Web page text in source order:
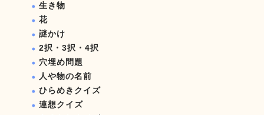
生き物
花
謎かけ
2択・3択・4択
穴埋め問題
人や物の名前
ひらめきクイズ
連想クイズ